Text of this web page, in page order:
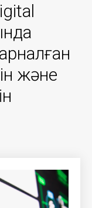
және